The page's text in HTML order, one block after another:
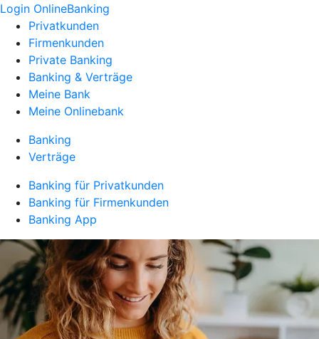
Login OnlineBanking
Privatkunden
Firmenkunden
Private Banking
Banking & Verträge
Meine Bank
Meine Onlinebank
Banking
Verträge
Banking für Privatkunden
Banking für Firmenkunden
Banking App